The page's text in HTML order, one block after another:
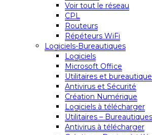
Voir tout le réseau
CPL
Routeurs
Répéteurs WiFi
Logiciels-Bureautiques
Logiciels
Microsoft Office
Utilitaires et
Antivirus et Sécurité
Création Numérique
Logiciels à télécharger
Utilitaires –
Antivirus à télécharger